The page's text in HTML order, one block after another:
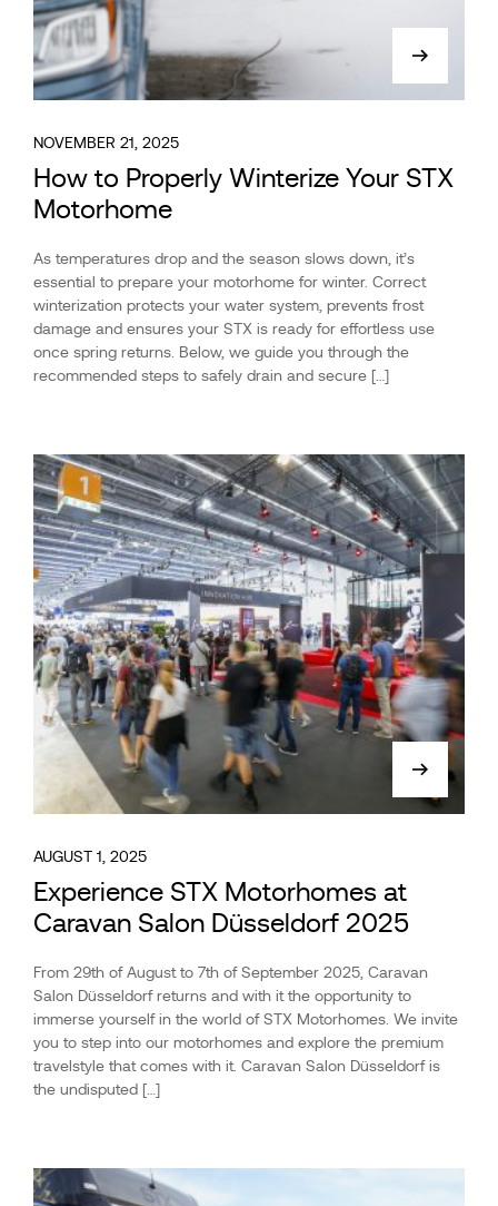
NOVEMBER 21, 2025
How to Properly Winterize Your STX
Motorhome
As temperatures drop and the season slows down, it’s
essential to prepare your motorhome for winter. Correct
winterization protects your water system, prevents frost
damage and ensures your STX is ready for effortless use
once spring returns. Below, we guide you through the
recommended steps to safely drain and secure […]
AUGUST 1, 2025
Experience STX Motorhomes at
Caravan Salon Düsseldorf 2025
From 29th of August to 7th of September 2025, Caravan
Salon Düsseldorf returns and with it the opportunity to
immerse yourself in the world of STX Motorhomes. We invite
you to step into our motorhomes and explore the premium
travelstyle that comes with it. Caravan Salon Düsseldorf is
the undisputed […]